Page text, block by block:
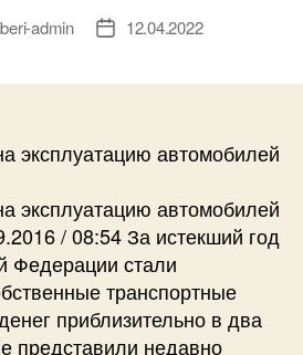
admin
Дата12.04.2022
эксплуатацию автомобилей
эксплуатацию автомобилей
/ 08:54 За истекший год
Федерации стали
транспортные
приблизительно в два
представили недавно